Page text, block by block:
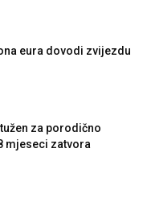
eura dovodi zvijezdu
za porodično
mjeseci zatvora